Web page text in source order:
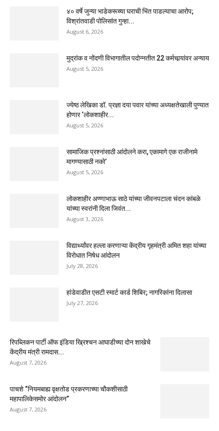
४० वर्षे जुन्या भाडेकरूच्या घराची भिंत पाडल्याचा आरोप;
विश्रांतवाडी पोलिसांत गुन्हा...
August 6, 2026
मुद्रांक व नोंदणी विभागातील पदोन्नतीत 22 कर्मचार्‍यांवर अन्याय
August 5, 2026
ज्येष्ठ लेखिका डॉ. प्रज्ञा दया पवार यांच्या अध्यक्षतेखाली पुण्यात
होणार ‘लोकशाहीर...
August 5, 2026
सामाजिक प्रश्नांसाठी आंदोलने करा, एकामागे एक राजीनामे
मागण्यासाठी नको’
August 5, 2026
लोकशाहीर अण्णाभाऊ साठे यांच्या जीवनपटाला चंदन कांबळे
यांच्या स्वरांनी दिला जिवंत...
August 3, 2026
विद्यार्थ्यांवर हल्ला करणाऱ्या केंद्रीय गृहमंत्री अमित शहा यांच्या
विरोधात निषेध आंदोलन
July 28, 2026
हांडेवाडीत एसटी स्मार्ट कार्ड शिबिर; नागरिकांना दिलासा
July 27, 2026
रिपब्लिकन पार्टी ऑफ इंडिया ख्रिश्चन आघाडीच्या दोन शाखेचे
केंद्रीय मंत्री रामदास...
August 7, 2026
पाचशे “नियमबाह्य वृक्षतोड प्रकरणाच्या चौकशीसाठी
महापालिकेसमोर आंदोलन”
August 7, 2026